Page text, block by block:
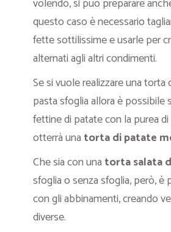
volendo, si può preparare
questo caso è necessario
fette sottilissime e usarle per
alternati agli altri condimenti.
Se si vuole realizzare una torta
pasta sfoglia allora è possibile
fettine di patate con la purea di
otterrà una torta di patate
Che sia con una torta salata
sfoglia o senza sfoglia, però, è
con gli abbinamenti, creando
diverse.